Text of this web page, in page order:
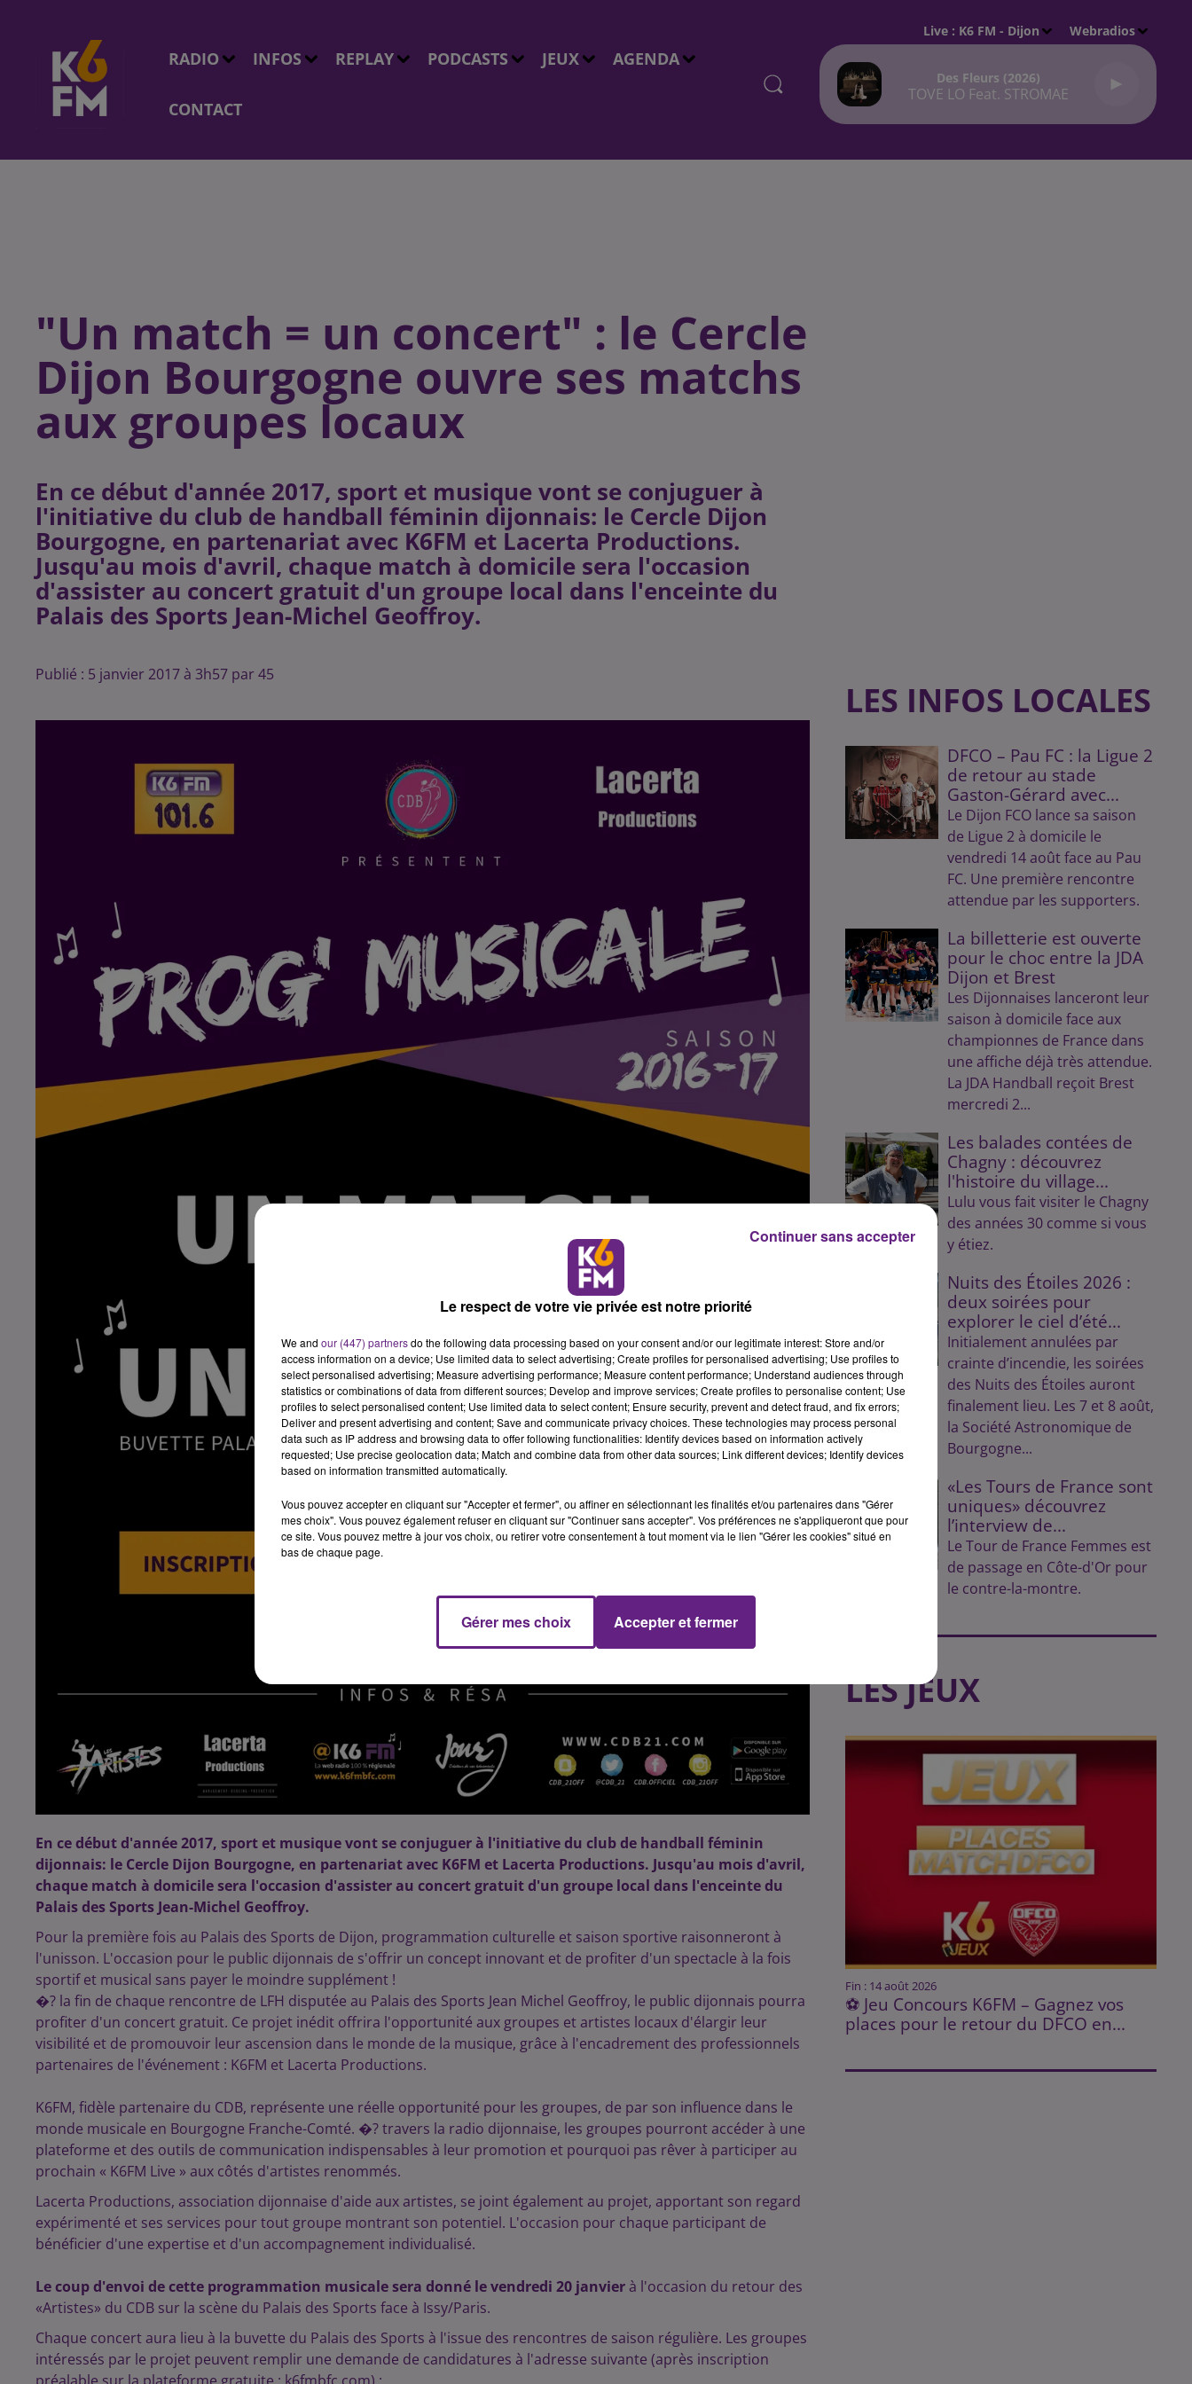
RADIO INFOS REPLAY PODCASTS JEUX AGENDA
CONTACT
Live : K6 FM - Dijon Webradios
Des Fleurs (2026)
TOVE LO Feat. STROMAE
"Un match = un concert" : le Cercle
Dijon Bourgogne ouvre ses matchs
aux groupes locaux
En ce début d'année 2017, sport et musique vont se conjuguer à
l'initiative du club de handball féminin dijonnais: le Cercle Dijon
Bourgogne, en partenariat avec K6FM et Lacerta Productions.
Jusqu'au mois d'avril, chaque match à domicile sera l'occasion
d'assister au concert gratuit d'un groupe local dans l'enceinte du
Publié : 5 janvier 2017 à 3h57 par 45
En ce début d'année 2017, sport et musique vont se conjuguer à l'initiative du club de handball féminin
dijonnais: le Cercle Dijon Bourgogne, en partenariat avec K6FM et Lacerta Productions. Jusqu'au mois d'avril,
chaque match à domicile sera l'occasion d'assister au concert gratuit d'un groupe local dans l'enceinte du
Palais des Sports Jean-Michel Geoffroy.
Pour la première fois au Palais des Sports de Dijon, programmation culturelle et saison sportive raisonneront à
l'unisson. L'occasion pour le public dijonnais de s'offrir un concept innovant et de profiter d'un spectacle à la fois
sportif et musical sans payer le moindre supplément !
�? la fin de chaque rencontre de LFH disputée au Palais des Sports Jean Michel Geoffroy, le public dijonnais pourra
profiter d'un concert gratuit. Ce projet inédit offrira l'opportunité aux groupes et artistes locaux d'élargir leur
visibilité et de promouvoir leur ascension dans le monde de la musique, grâce à l'encadrement des professionnels
partenaires de l'événement : K6FM et Lacerta Productions.
K6FM, fidèle partenaire du CDB, représente une réelle opportunité pour les groupes, de par son influence dans le
monde musicale en Bourgogne Franche-Comté. �? travers la radio dijonnaise, les groupes pourront accéder à une
plateforme et des outils de communication indispensables à leur promotion et pourquoi pas rêver à participer au
prochain « K6FM Live » aux côtés d'artistes renommés.
Lacerta Productions, association dijonnaise d'aide aux artistes, se joint également au projet, apportant son regard
expérimenté et ses services pour tout groupe montrant son potentiel. L'occasion pour chaque participant de
bénéficier d'une expertise et d'un accompagnement individualisé.
Le coup d'envoi de cette programmation musicale sera donné le vendredi 20 janvierà l'occasion du retour des
«Artistes» du CDB sur la scène du Palais des Sports face à Issy/Paris.
Chaque concert aura lieu à la buvette du Palais des Sports à l'issue des rencontres de saison régulière. Les groupes
intéressés par le projet peuvent remplir une demande de candidatures à l'adresse suivante (après inscription
LES INFOS LOCALES
DFCO – Pau FC : la Ligue 2
de retour au stade
Gaston-Gérard avec...
Le Dijon FCO lance sa saison
de Ligue 2 à domicile le
vendredi 14 août face au Pau
FC. Une première rencontre
attendue par les supporters.
La billetterie est ouverte
pour le choc entre la JDA
Dijon et Brest
Les Dijonnaises lanceront leur
saison à domicile face aux
championnes de France dans
une affiche déjà très attendue.
La JDA Handball reçoit Brest
mercredi 2...
Les balades contées de
Chagny : découvrez
l'histoire du village...
Lulu vous fait visiter le Chagny
des années 30 comme si vous
y étiez.
Nuits des Étoiles 2026 :
deux soirées pour
explorer le ciel d’été...
Initialement annulées par
crainte d’incendie, les soirées
des Nuits des Étoiles auront
finalement lieu. Les 7 et 8 août,
la Société Astronomique de
Bourgogne...
«Les Tours de France sont
uniques» découvrez
l’interview de...
Le Tour de France Femmes est
de passage en Côte-d'Or pour
le contre-la-montre.
LES JEUX
Fin : 14 août 2026
⚽ Jeu Concours K6FM – Gagnez vos
places pour le retour du DFCO en...
Le respect de votre vie privée est notre priorité
We and our (447) partnersdo the following data processing based on your consent and/or our legitimate interest: Store and/or
access information on a device; Use limited data to select advertising; Create profiles for personalised advertising; Use profiles to
select personalised advertising; Measure advertising performance; Measure content performance; Understand audiences through
statistics or combinations of data from different sources; Develop and improve services; Create profiles to personalise content; Use
profiles to select personalised content; Use limited data to select content; Ensure security, prevent and detect fraud, and fix errors;
Deliver and present advertising and content; Save and communicate privacy choices. These technologies may process personal
data such as IP address and browsing data to offer following functionalities: Identify devices based on information actively
requested; Use precise geolocation data; Match and combine data from other data sources; Link different devices; Identify devices
based on information transmitted automatically.
Vous pouvez accepter en cliquant sur "Accepter et fermer", ou affiner en sélectionnant les finalités et/ou partenaires dans "Gérer
mes choix". Vous pouvez également refuser en cliquant sur "Continuer sans accepter". Vos préférences ne s'appliqueront que pour
ce site. Vous pouvez mettre à jour vos choix, ou retirer votre consentement à tout moment via le lien "Gérer les cookies" situé en
bas de chaque page.
Gérer mes choix Accepter et fermer
Continuer sans accepter